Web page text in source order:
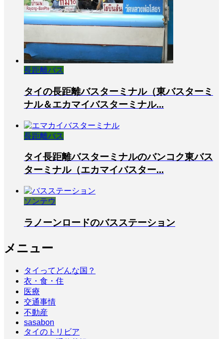
長距離バス
タイの長距離バスターミナル（東バスターミ
ナル＆エカマイバスターミナル...
長距離バス
タイ長距離バスターミナルのバンコク東バス
ターミナル（エカマイバスター...
ソンテウ
ラノーンロードのバスステーション
メニュー
タイってどんな国？
衣・食・住
医療
交通事情
不動産
sasabon
タイのトリビア